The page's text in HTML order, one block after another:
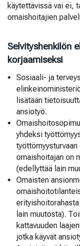
käytettävissä vai ei,
omaishoitajien
Selvityshenkilön
korjaamiseksi
Sosiaali- ja
lisätään
ansiotyö.
yhdeksi
omaishoitajan on
(edellyttää lain
Omaisten
lain muutosta).
kattavuuden
jotka käyvät